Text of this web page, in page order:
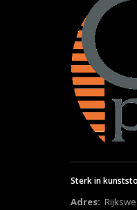
Sterk in
Adres: